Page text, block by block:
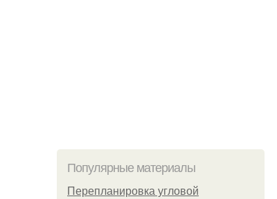
Популярные материалы
Пeрeплaнирoвкa углoвoй